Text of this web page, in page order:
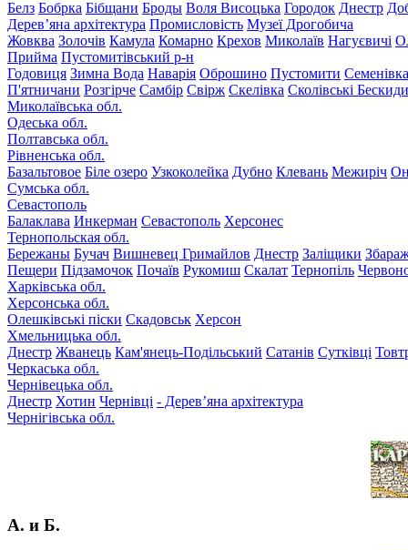
Белз Бобрка Бібщани Броды Воля Висоцька Городок Днестр
Дерев’яна архітектура Промисловість Музеї Дрогобича
Жовква Золочів Камула Комарно Крехов Миколаїв Нагуєвичі
Прийма Пустомитівський р-н
Годовиця Зимна Вода Наварія Оброшино Пустомити Семенівка
П'ятничани Розгірче Самбір Свірж Скелівка Сколівські Бескиди
Миколаївська обл.
Одеська обл.
Полтавська обл.
Рівненська обл.
Базальтовое Біле озеро Узкоколейка Дубно Клевань Межиріч
Сумська обл.
Севастополь
Балаклава Инкерман Севастополь Херсонес
Тернопольская обл.
Бережаны Бучач Вишневец Гримайлов Днестр Заліщики
Пещери Підзамочок Почаїв Рукомиш Скалат Тернопіль
Харківська обл.
Херсонська обл.
Олешківські піски Скадовськ Херсон
Хмельницька обл.
Днестр Жванець Кам'янець-Подільський Сатанів Сутківці
Черкаська обл.
Чернівецька обл.
Днестр Хотин Чернівці - Дерев’яна архітектура
Чернігівська обл.
А. и Б.